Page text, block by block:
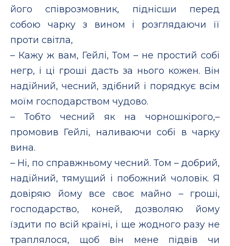
його співрозмовник, піднісши перед
собою чарку з вином і розглядаючи її
проти світла,
– Кажу ж вам, Гейлі, Том – не простий собі
негр, і ці гроші дасть за нього кожен. Він
надійний, чесний, здібний і порядкує всім
моїм господарством чудово.
– Тобто чесний як на чорношкірого,–
промовив Гейлі, наливаючи собі в чарку
вина.
– Ні, по справжньому чесний. Том – добрий,
надійний, тямущий і побожний чоловік. Я
довіряю йому все своє майно – гроші,
господарство, коней, дозволяю йому
їздити по всій країні, і ще жодного разу не
траплялося, щоб він мене підвів чи